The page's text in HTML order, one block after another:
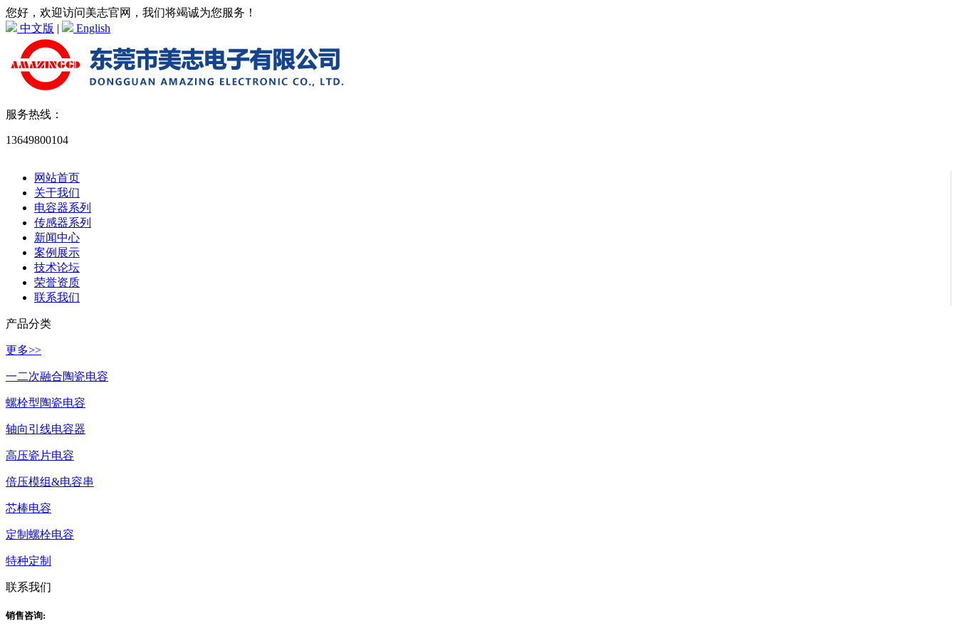
您好，欢迎访问美志官网，我们将竭诚为您服务！
中文版 | English
服务热线：
13649800104
网站首页
关于我们
电容器系列
传感器系列
新闻中心
案例展示
技术论坛
荣誉资质
联系我们
产品分类
更多>>
一二次融合陶瓷电容
螺栓型陶瓷电容
轴向引线电容器
高压瓷片电容
倍压模组&电容串
芯棒电容
定制螺栓电容
特种定制
联系我们
销售咨询: